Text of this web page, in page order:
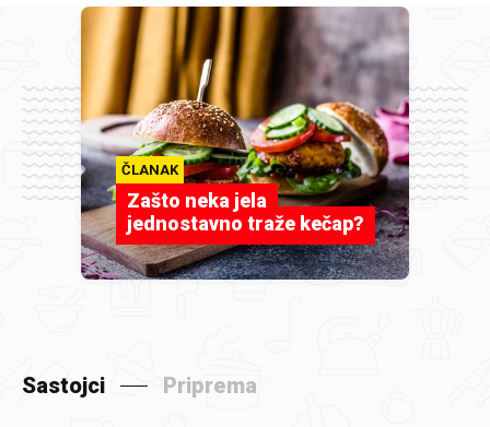
ČLANAK
Zašto neka jela
jednostavno traže kečap?
Sastojci Priprema